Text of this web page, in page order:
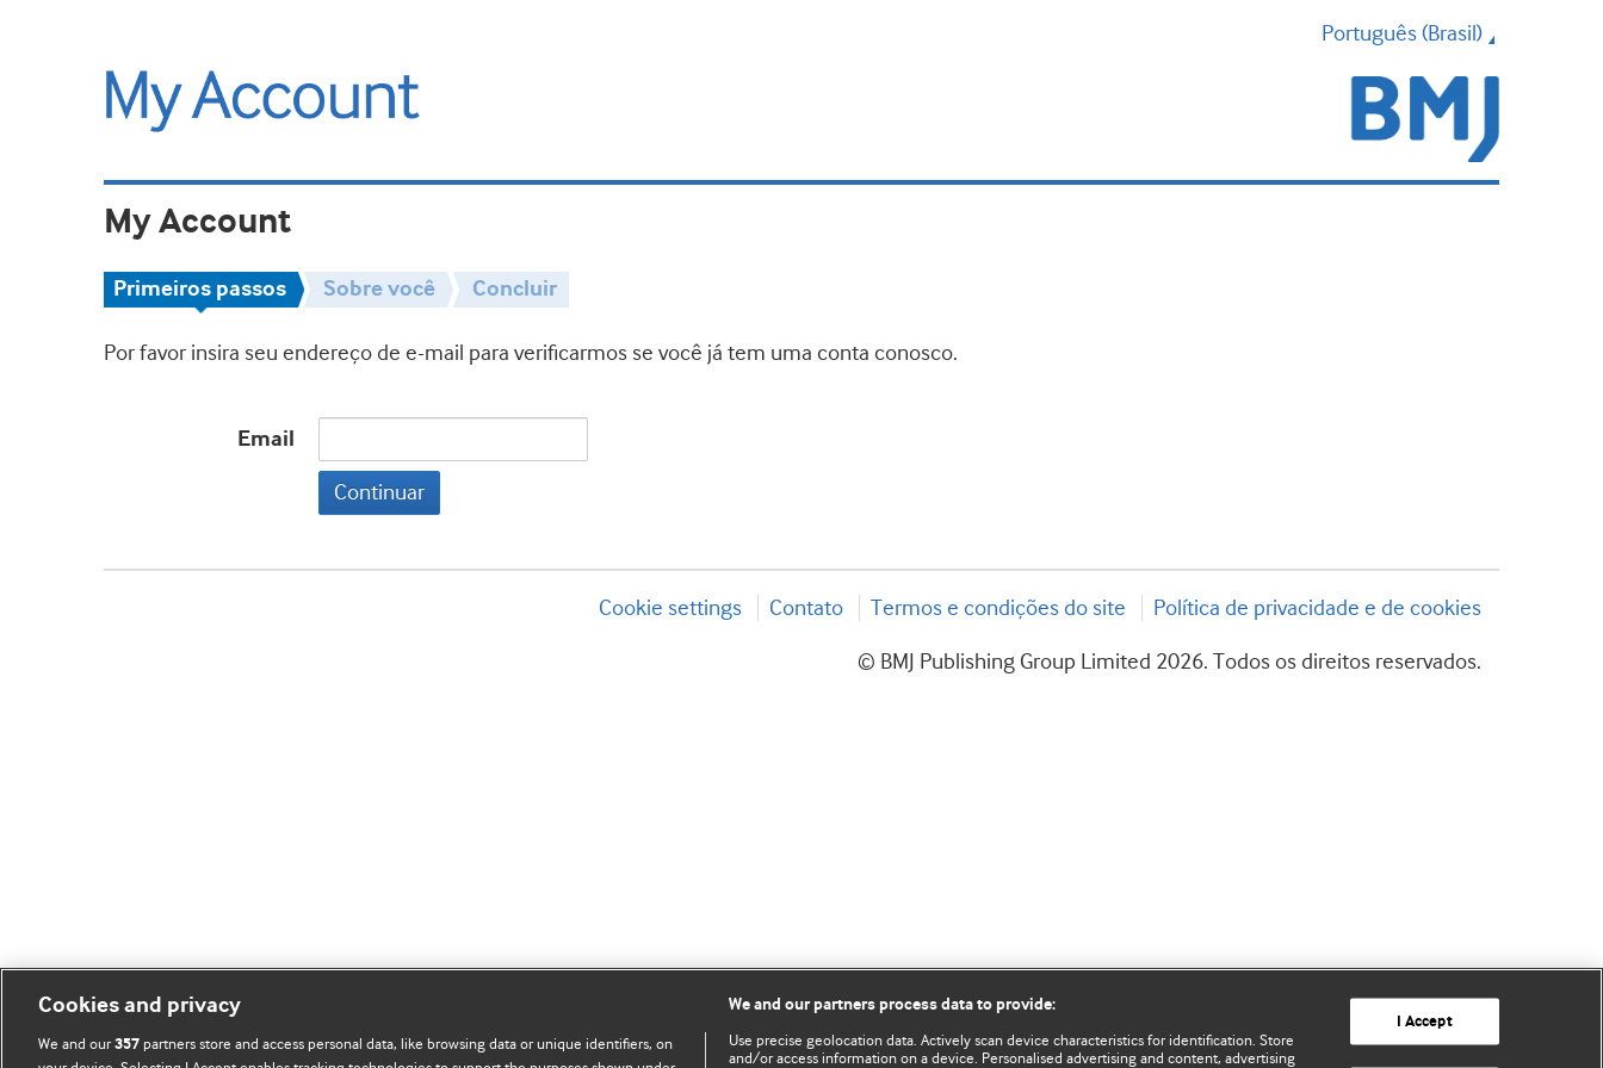
Português (Brasil)
My Account
Primeiros passos Sobre você Concluir
Por favor insira seu endereço de e-mail para verificarmos se você já tem uma conta conosco.
Email
Continuar
Cookie settings Contato Termos e condições do site Política de privacidade e de cookies
© BMJ Publishing Group Limited 2026. Todos os direitos reservados.
Cookies and privacy
We and our357 partners store and access personal data, like browsing data or unique identifiers, on
We and our partners process data to provide:
Use precise geolocation data. Actively scan device characteristics for identification. Store
and/or access information on a device. Personalised advertising and content, advertising
I Accept